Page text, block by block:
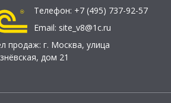
Телефон: +7 (495) 737-92-57
Email: site_v8@1c.ru
продаж: г. Москва, улица
дом 21